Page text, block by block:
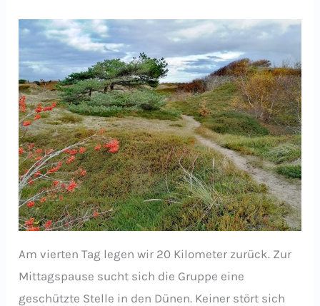
Am vierten Tag legen wir 20 Kilometer zurück. Zur
Mittagspause sucht sich die Gruppe eine
geschützte Stelle in den Dünen. Keiner stört sich